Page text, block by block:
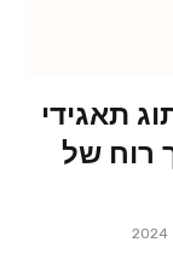
תאגידי
רוח של